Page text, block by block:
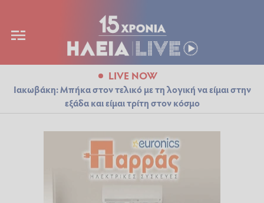
LIVE NOW
Ιακωβάκη: Μπήκα στον τελικό με τη λογική να είμαι στην
εξάδα και είμαι τρίτη στον κόσμο